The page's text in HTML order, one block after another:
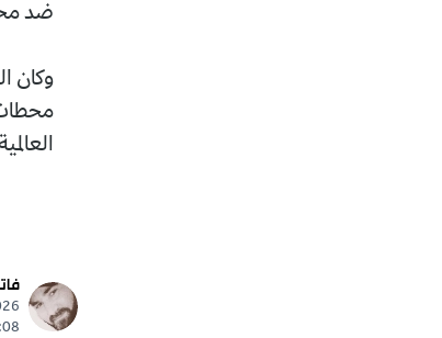
ضد
وكان
محطات